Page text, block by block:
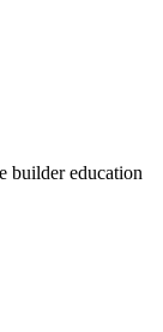
builder education